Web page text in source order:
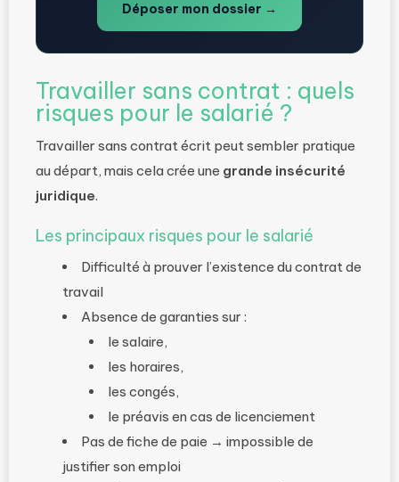
Déposer mon dossier →
Travailler sans contrat : quels
risques pour le salarié ?
Travailler sans contrat écrit peut sembler pratique
au départ, mais cela crée une grande insécurité
juridique.
Les principaux risques pour le salarié
Difficulté à prouver l’existence du contrat de
travail
Absence de garanties sur :
le salaire,
les horaires,
les congés,
le préavis en cas de licenciement
Pas de fiche de paie → impossible de
justifier son emploi